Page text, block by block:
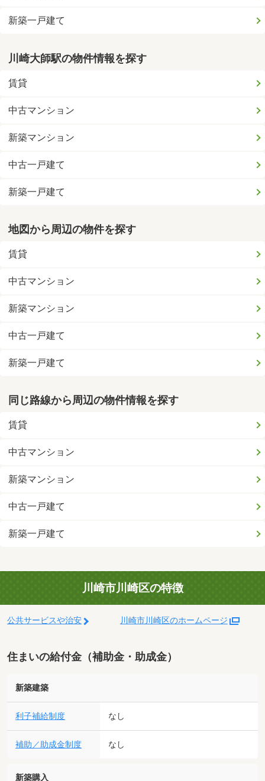
新築一戸建て
川崎大師駅の物件情報を探す
賃貸
中古マンション
新築マンション
中古一戸建て
新築一戸建て
地図から周辺の物件を探す
賃貸
中古マンション
新築マンション
中古一戸建て
新築一戸建て
同じ路線から周辺の物件情報を探す
賃貸
中古マンション
新築マンション
中古一戸建て
新築一戸建て
川崎市川崎区の特徴
公共サービスや治安 川崎市川崎区のホームページ
住まいの給付金（補助金・助成金）
新築建築
利子補給制度 なし
補助／助成金制度 なし
新築購入